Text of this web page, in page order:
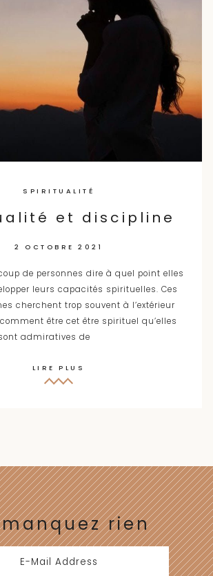
SPIRITUALITÉ
et discipline
2 OCTOBRE 2021
de personnes dire à quel point elles
leurs capacités spirituelles. Ces
cherchent trop souvent à l’extérieur
être cet être spirituel qu’elles
admiratives de
LIRE PLUS
rien